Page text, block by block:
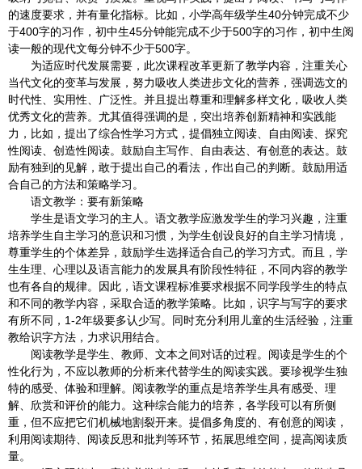
的速度要求，并有量化指标。比如，小学高年级学生40分钟完成不少
于400字的习作，初中生45分钟能完成不少于500字的习作，初中生阅
读一般的现代文每分钟不少于500字。
为适应时代发展需要，此次课程改革更新了教学内容，注重关心
当代文化的变革与发展，努力吸收人类进步文化的营养，强调选文的
时代性、实用性、广泛性。并且提出尊重和理解多样文化，吸收人类
优秀文化的营养。尤其值得强调的是，突出培养创新精神和实践能
力，比如，提出了综合性学习方式，提倡独立阅读、自由阅读、探究
性阅读、创造性阅读。鼓励自主写作、自由表达、有创意的表达。鼓
励有独到的见解，敢于提出自己的看法，作出自己的判断。鼓励用适
合自己的方法和策略学习。
语文教学：要有新策略
学生是语文学习的主人。语文教学应激发学生的学习兴趣，注重
培养学生自主学习的意识和习惯，为学生创设良好的自主学习情境，
尊重学生的个体差异，鼓励学生选择适合自己的学习方式。而且，学
生生理、心理以及语言能力的发展具有阶段性特征，不同内容的教学
也有各自的规律。因此，语文课程标准要求根据不同学段学生的特点
和不同的教学内容，采取合适的教学策略。比如，识字与写字的要求
有所不同，1-2年级要多认少写。同时充分利用儿童的生活经验，注重
教给识字方法，力求识用结合。
阅读教学是学生、教师、文本之间对话的过程。阅读是学生的个
性化行为，不应以教师的分析来代替学生的阅读实践。要珍视学生独
特的感受、体验和理解。阅读教学的重点是培养学生具有感受、理
解、欣赏和评价的能力。这种综合能力的培养，各学段可以有所侧
重，但不应把它们机械地割裂开来。提倡多角度的、有创意的阅读，
利用阅读期待、阅读反思和批判等环节，拓展思维空间，提高阅读质
量。